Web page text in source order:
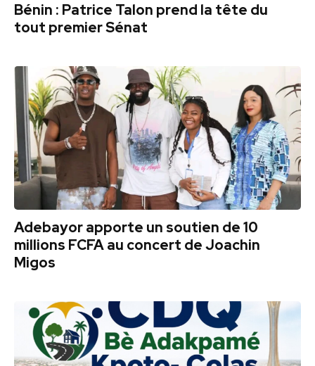
Bénin : Patrice Talon prend la tête du
tout premier Sénat
Adebayor apporte un soutien de 10
millions FCFA au concert de Joachin
Migos